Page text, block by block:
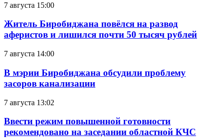
7 августа 15:00
Житель Биробиджана повёлся на развод
аферистов и лишился почти 50 тысяч рублей
7 августа 14:00
В мэрии Биробиджана обсудили проблему
засоров канализации
7 августа 13:02
Ввести режим повышенной готовности
рекомендовано на заседании областной КЧС